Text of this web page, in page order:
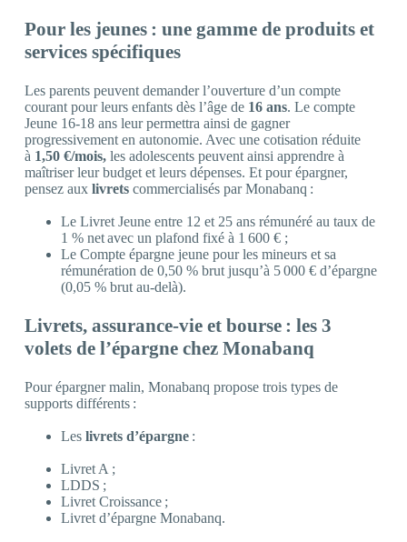
Pour les jeunes : une gamme de produits et
services spécifiques
Les parents peuvent demander l’ouverture d’un compte
courant pour leurs enfants dès l’âge de 16 ans. Le compte
Jeune 16-18 ans leur permettra ainsi de gagner
progressivement en autonomie. Avec une cotisation réduite
à 1,50 €/mois, les adolescents peuvent ainsi apprendre à
maîtriser leur budget et leurs dépenses. Et pour épargner,
pensez aux livrets commercialisés par Monabanq :
Le Livret Jeune entre 12 et 25 ans rémunéré au taux de
1 % net avec un plafond fixé à 1 600 € ;
Le Compte épargne jeune pour les mineurs et sa
rémunération de 0,50 % brut jusqu’à 5 000 € d’épargne
(0,05 % brut au-delà).
Livrets, assurance-vie et bourse : les 3
volets de l’épargne chez Monabanq
Pour épargner malin, Monabanq propose trois types de
supports différents :
Les livrets d’épargne :
Livret A ;
LDDS ;
Livret Croissance ;
Livret d’épargne Monabanq.